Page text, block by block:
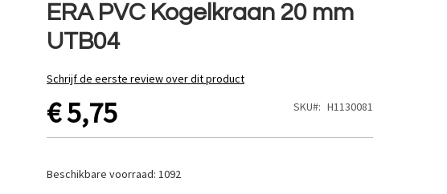
ERA PVC Kogelkraan 20 mm
UTB04
Schrijf de eerste review over dit product
€ 5,75 SKU H1130081
Beschikbare voorraad: 1092